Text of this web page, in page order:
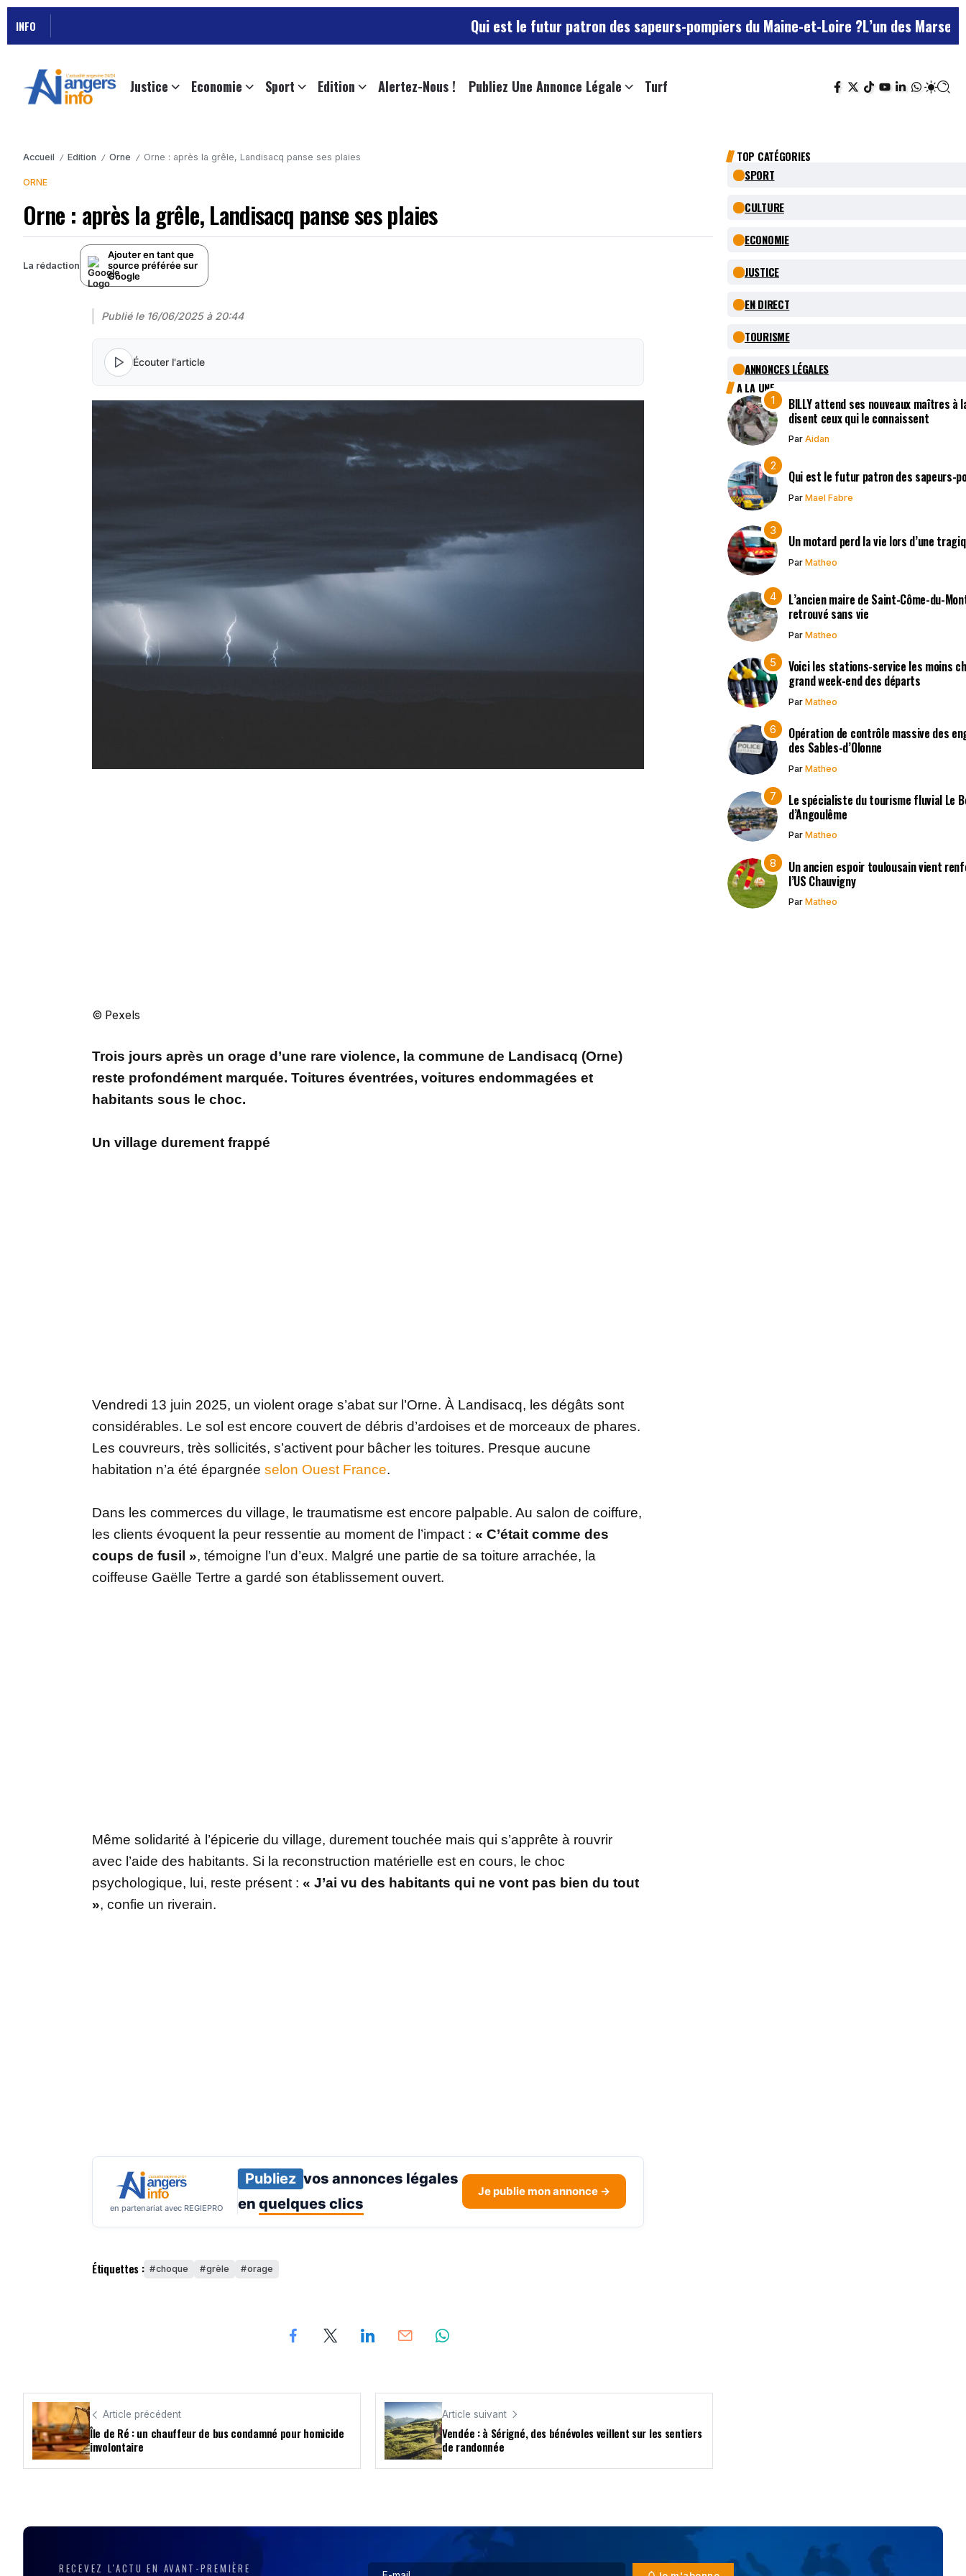
INFO Qui est le futur patron des sapeurs-pompiers du Maine-et-Loire ?L’un des Marseillais
Justice Economie Sport Edition Alertez-Nous ! Publiez Une Annonce Légale Turf
Accueil / Edition / Orne / Orne : après la grêle, Landisacq panse ses plaies
ORNE
Orne : après la grêle, Landisacq panse ses plaies
La rédaction
Ajouter en tant que
source préférée sur
Google
Publié le 16/06/2025 à 20:44
Écouter l'article
© Pexels
Trois jours après un orage d’une rare violence, la commune de Landisacq (Orne)
reste profondément marquée. Toitures éventrées, voitures endommagées et
habitants sous le choc.
Un village durement frappé
Vendredi 13 juin 2025, un violent orage s’abat sur l’Orne. À Landisacq, les dégâts sont
considérables. Le sol est encore couvert de débris d’ardoises et de morceaux de phares.
Les couvreurs, très sollicités, s’activent pour bâcher les toitures. Presque aucune
habitation n’a été épargnée selon Ouest France.
Dans les commerces du village, le traumatisme est encore palpable. Au salon de coiffure,
les clients évoquent la peur ressentie au moment de l’impact : « C’était comme des
coups de fusil », témoigne l’un d’eux. Malgré une partie de sa toiture arrachée, la
coiffeuse Gaëlle Tertre a gardé son établissement ouvert.
Même solidarité à l’épicerie du village, durement touchée mais qui s’apprête à rouvrir
avec l’aide des habitants. Si la reconstruction matérielle est en cours, le choc
psychologique, lui, reste présent : « J’ai vu des habitants qui ne vont pas bien du tout
», confie un riverain.
en partenariat avec REGIEPRO
Publiez vos annonces légales
en quelques clics
Je publie mon annonce →
Étiquettes : choque grèle orage
Article précédent
Île de Ré : un chauffeur de bus condamné pour homicide
involontaire
Article suivant
Vendée : à Sérigné, des bénévoles veillent sur les sentiers
de randonnée
TOP CATÉGORIES
SPORT
CULTURE
ECONOMIE
JUSTICE
EN DIRECT
TOURISME
ANNONCES LÉGALES
A LA UNE
BILLY attend ses nouveaux maîtres à
disent ceux qui le connaissent
Par Aidan
Qui est le futur patron des sapeurs-
Par Mael Fabre
Un motard perd la vie lors d’une
Par Matheo
L’ancien maire de Saint-Côme-du-
retrouvé sans vie
Par Matheo
Voici les stations-service les moins
grand week-end des départs
Par Matheo
Opération de contrôle massive des
des Sables-d’Olonne
Par Matheo
Le spécialiste du tourisme fluvial Le
d’Angoulême
Par Matheo
Un ancien espoir toulousain vient
l’US Chauvigny
Par Matheo
RECEVEZ L'ACTU EN AVANT-PREMIÈRE